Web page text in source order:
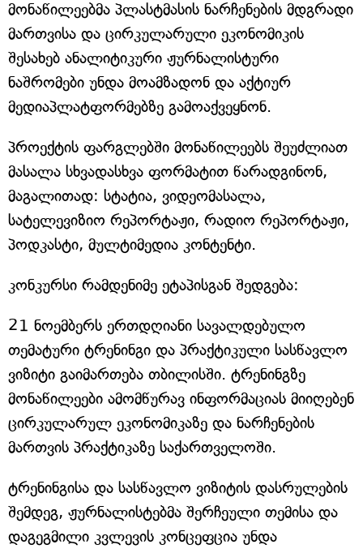
მონაწილეებმა პლასტმასის ნარჩენების მდგრადი
მართვისა და ცირკულარული ეკონომიკის
შესახებ ანალიტიკური ჟურნალისტური
ნაშრომები უნდა მოამზადონ და აქტიურ
მედიაპლატფორმებზე გამოაქვეყნონ.
პროექტის ფარგლებში მონაწილეებს შეუძლიათ
მასალა სხვადასხვა ფორმატით წარადგინონ,
მაგალითად: სტატია, ვიდეომასალა,
სატელევიზიო რეპორტაჟი, რადიო რეპორტაჟი,
პოდკასტი, მულტიმედია კონტენტი.
კონკურსი რამდენიმე ეტაპისგან შედგება:
21 ნოემბერს ერთდღიანი სავალდებულო
თემატური ტრენინგი და პრაქტიკული სასწავლო
ვიზიტი გაიმართება თბილისში. ტრენინგზე
მონაწილეები ამომწურავ ინფორმაციას მიიღებენ
ცირკულარულ ეკონომიკაზე და ნარჩენების
მართვის პრაქტიკაზე საქართველოში.
ტრენინგისა და სასწავლო ვიზიტის დასრულების
შემდეგ, ჟურნალისტებმა შერჩეული თემისა და
დაგეგმილი კვლევის კონცეფცია უნდა